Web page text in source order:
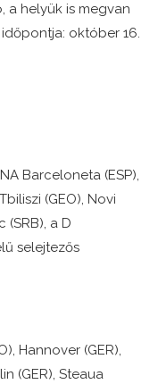
a helyük is megvan
október 16.
Barceloneta (ESP),
(GEO), Novi
(SRB), a D
selejtezős
Hannover (GER),
(GER), Steaua